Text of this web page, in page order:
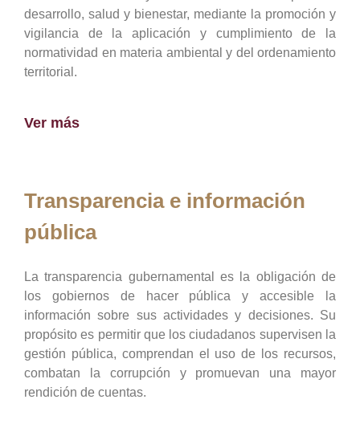
desarrollo, salud y bienestar, mediante la promoción y
vigilancia de la aplicación y cumplimiento de la
normatividad en materia ambiental y del ordenamiento
territorial.
Ver más
Transparencia e información
pública
La transparencia gubernamental es la obligación de
los gobiernos de hacer pública y accesible la
información sobre sus actividades y decisiones. Su
propósito es permitir que los ciudadanos supervisen la
gestión pública, comprendan el uso de los recursos,
combatan la corrupción y promuevan una mayor
rendición de cuentas.